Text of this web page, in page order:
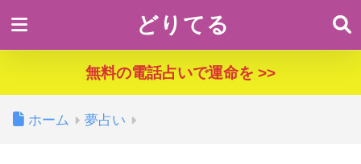
どりてる
無料の電話占いで運命を >>
ホーム 夢占い